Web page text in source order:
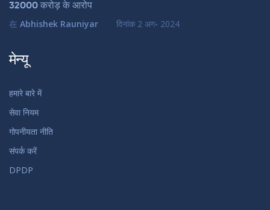
32000 करोड़ के आरोप
在 Abhishek Rauniyar दिनांक 2 अग॰ 2024
मेन्यू
हमारे बारे में
सेवा नियम
गोपनीयता नीति
संपर्क करें
DPDP